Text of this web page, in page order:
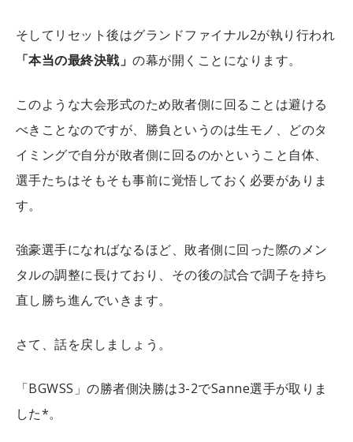
そしてリセット後はグランドファイナル2が執り行われ
「本当の最終決戦」の幕が開くことになります。
このような大会形式のため敗者側に回ることは避ける
べきことなのですが、勝負というのは生モノ、どのタ
イミングで自分が敗者側に回るのかということ自体、
選手たちはそもそも事前に覚悟しておく必要がありま
す。
強豪選手になればなるほど、敗者側に回った際のメン
タルの調整に長けており、その後の試合で調子を持ち
直し勝ち進んでいきます。
さて、話を戻しましょう。
「BGWSS」の勝者側決勝は3-2でSanne選手が取りま
した*。